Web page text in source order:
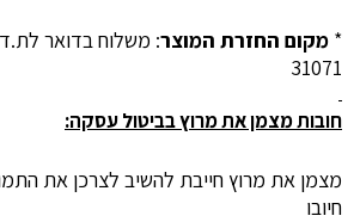
* מקום החזרת המוצר
31071
חובות מצמן את מרוץ בביטול עסקה:
מצמן את מרוץ חייבת להשיב לצרכן את
חיובו